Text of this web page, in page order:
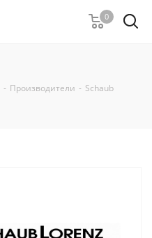
0
- Производители - Schaub